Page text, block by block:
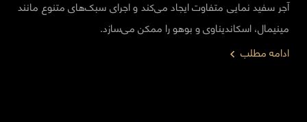
آجر سفید نمایی متفاوت ایجاد می‌کند و اجرای سبک‌های متنوع مانند
مینیمال، اسکاندیناوی و بوهو را ممکن می‌سازد.
ادامه مطلب